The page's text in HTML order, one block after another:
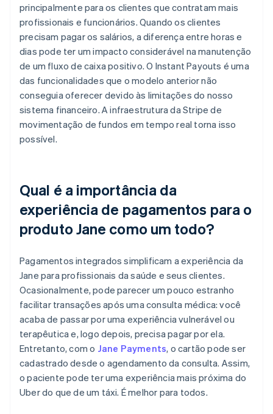
principalmente para os clientes que contratam mais
profissionais e funcionários. Quando os clientes
precisam pagar os salários, a diferença entre horas e
dias pode ter um impacto considerável na manutenção
de um fluxo de caixa positivo. O Instant Payouts é uma
das funcionalidades que o modelo anterior não
conseguia oferecer devido às limitações do nosso
sistema financeiro. A infraestrutura da Stripe de
movimentação de fundos em tempo real torna isso
possível.
Qual é a importância da
experiência de pagamentos para o
produto Jane como um todo?
Pagamentos integrados simplificam a experiência da
Jane para profissionais da saúde e seus clientes.
Ocasionalmente, pode parecer um pouco estranho
facilitar transações após uma consulta médica: você
acaba de passar por uma experiência vulnerável ou
terapêutica e, logo depois, precisa pagar por ela.
Entretanto, com o Jane Payments, o cartão pode ser
cadastrado desde o agendamento da consulta. Assim,
o paciente pode ter uma experiência mais próxima do
Uber do que de um táxi. É melhor para todos.